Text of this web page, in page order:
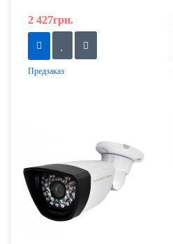
2 427грн.
Предзаказ